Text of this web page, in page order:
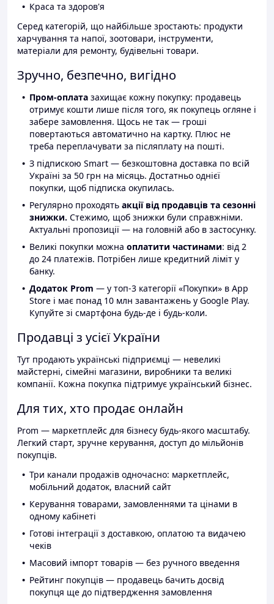
Краса та здоров'я
Серед категорій, що найбільше зростають: продукти
харчування та напої, зоотовари, інструменти,
матеріали для ремонту, будівельні товари.
Зручно, безпечно, вигідно
Пром-оплата захищає кожну покупку: продавець
отримує кошти лише після того, як покупець огляне і
забере замовлення. Щось не так — гроші
повертаються автоматично на картку. Плюс не
треба переплачувати за післяплату на пошті.
З підпискою Smart — безкоштовна доставка по всій
Україні за 50 грн на місяць. Достатньо однієї
покупки, щоб підписка окупилась.
Регулярно проходять акції від продавців та сезонні
знижки. Стежимо, щоб знижки були справжніми.
Актуальні пропозиції — на головній або в застосунку.
Великі покупки можна оплатити частинами: від 2
до 24 платежів. Потрібен лише кредитний ліміт у
банку.
Додаток Prom — у топ-3 категорії «Покупки» в App
Store і має понад 10 млн завантажень у Google Play.
Купуйте зі смартфона будь-де і будь-коли.
Продавці з усієї України
Тут продають українські підприємці — невеликі
майстерні, сімейні магазини, виробники та великі
компанії. Кожна покупка підтримує український бізнес.
Для тих, хто продає онлайн
Prom — маркетплейс для бізнесу будь-якого масштабу.
Легкий старт, зручне керування, доступ до мільйонів
покупців.
Три канали продажів одночасно: маркетплейс,
мобільний додаток, власний сайт
Керування товарами, замовленнями та цінами в
одному кабінеті
Готові інтеграції з доставкою, оплатою та видачею
чеків
Масовий імпорт товарів — без ручного введення
Рейтинг покупців — продавець бачить досвід
покупця ще до підтвердження замовлення